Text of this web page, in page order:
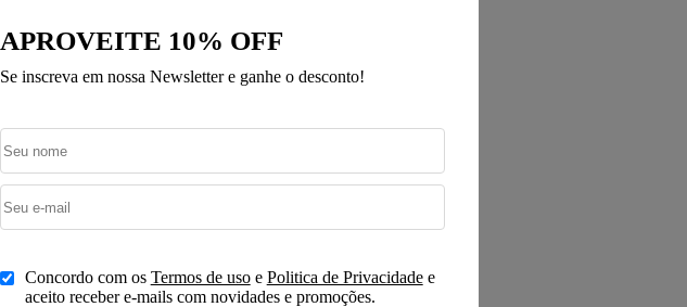
APROVEITE 10% OFF
Se inscreva em nossa Newsletter e ganhe o desconto!
Concordo com os Termos de usoe Politica de Privacidadee
aceito receber e-mails com novidades e promoções.